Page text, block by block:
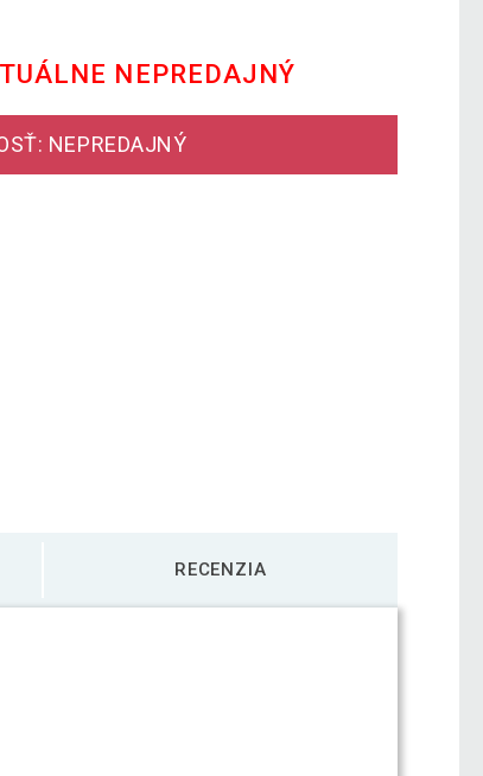
NEPREDAJNÝ
NEPREDAJNÝ
RECENZIA